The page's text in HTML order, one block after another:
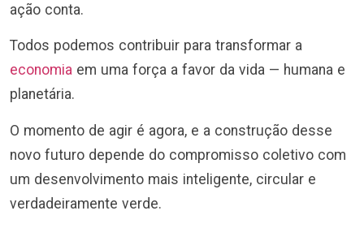
ação conta.
Todos podemos contribuir para transformar a
economia em uma força a favor da vida — humana e
planetária.
O momento de agir é agora, e a construção desse
novo futuro depende do compromisso coletivo com
um desenvolvimento mais inteligente, circular e
verdadeiramente verde.